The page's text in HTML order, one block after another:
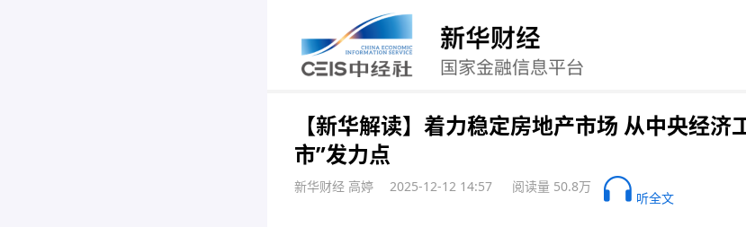
【新华解读】着力稳定房地产市场 从中央经济
市”发力点
新华财经 高婷 2025-12-12 14:57 阅读量 50.8万
听全文